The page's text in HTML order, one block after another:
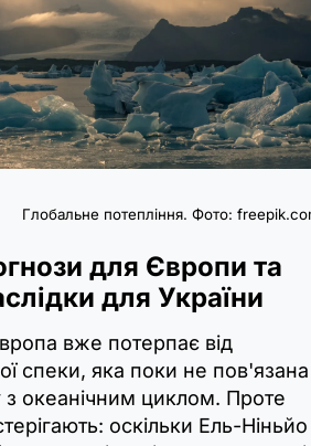
Глобальне потепління. Фото:
для Європи та
для України
вже потерпає від
спеки, яка поки не пов'язана
океанічним циклом. Проте
оскільки Ель-Ніньйо